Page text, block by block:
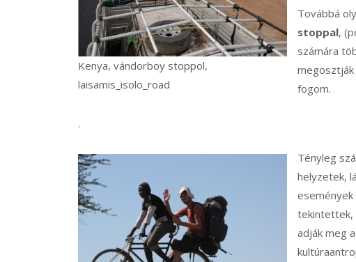
Kenya, vándorboy stoppol,
laisamis_isolo_road
Továbbá
stoppal,
számára
fogom.
.
Tényleg
helyzetek,
tekintettek,
adják meg